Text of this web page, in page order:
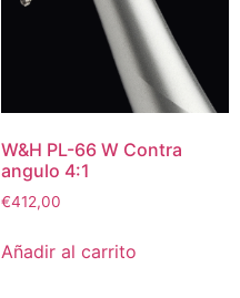
W&H PL-66 W Contra
angulo 4:1
€412,00
Añadir al carrito